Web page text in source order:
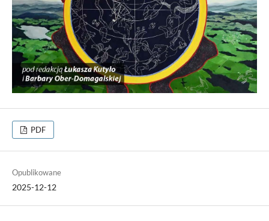
PDF
Opublikowane
2025-12-12